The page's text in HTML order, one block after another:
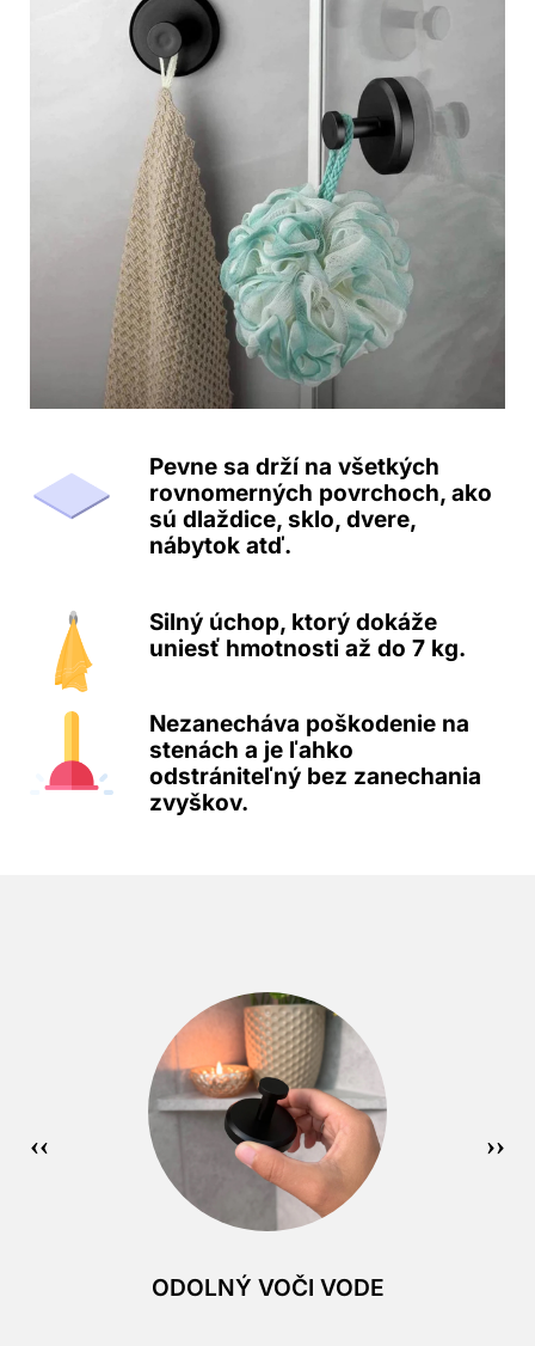
Pevne sa drží na všetkých
rovnomerných povrchoch, ako
sú dlaždice, sklo, dvere,
nábytok atď.
Silný úchop, ktorý dokáže
uniesť hmotnosti až do 7 kg.
Nezanecháva poškodenie na
stenách a je ľahko
odstrániteľný bez zanechania
zvyškov.
ODOLNÝ VOČI VODE